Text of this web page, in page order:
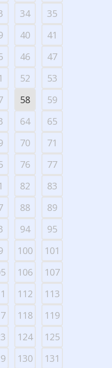
34
35
40
41
46
47
52
53
58
59
64
65
70
71
76
77
82
83
88
89
94
95
100
101
106
107
112
113
118
119
124
125
130
131